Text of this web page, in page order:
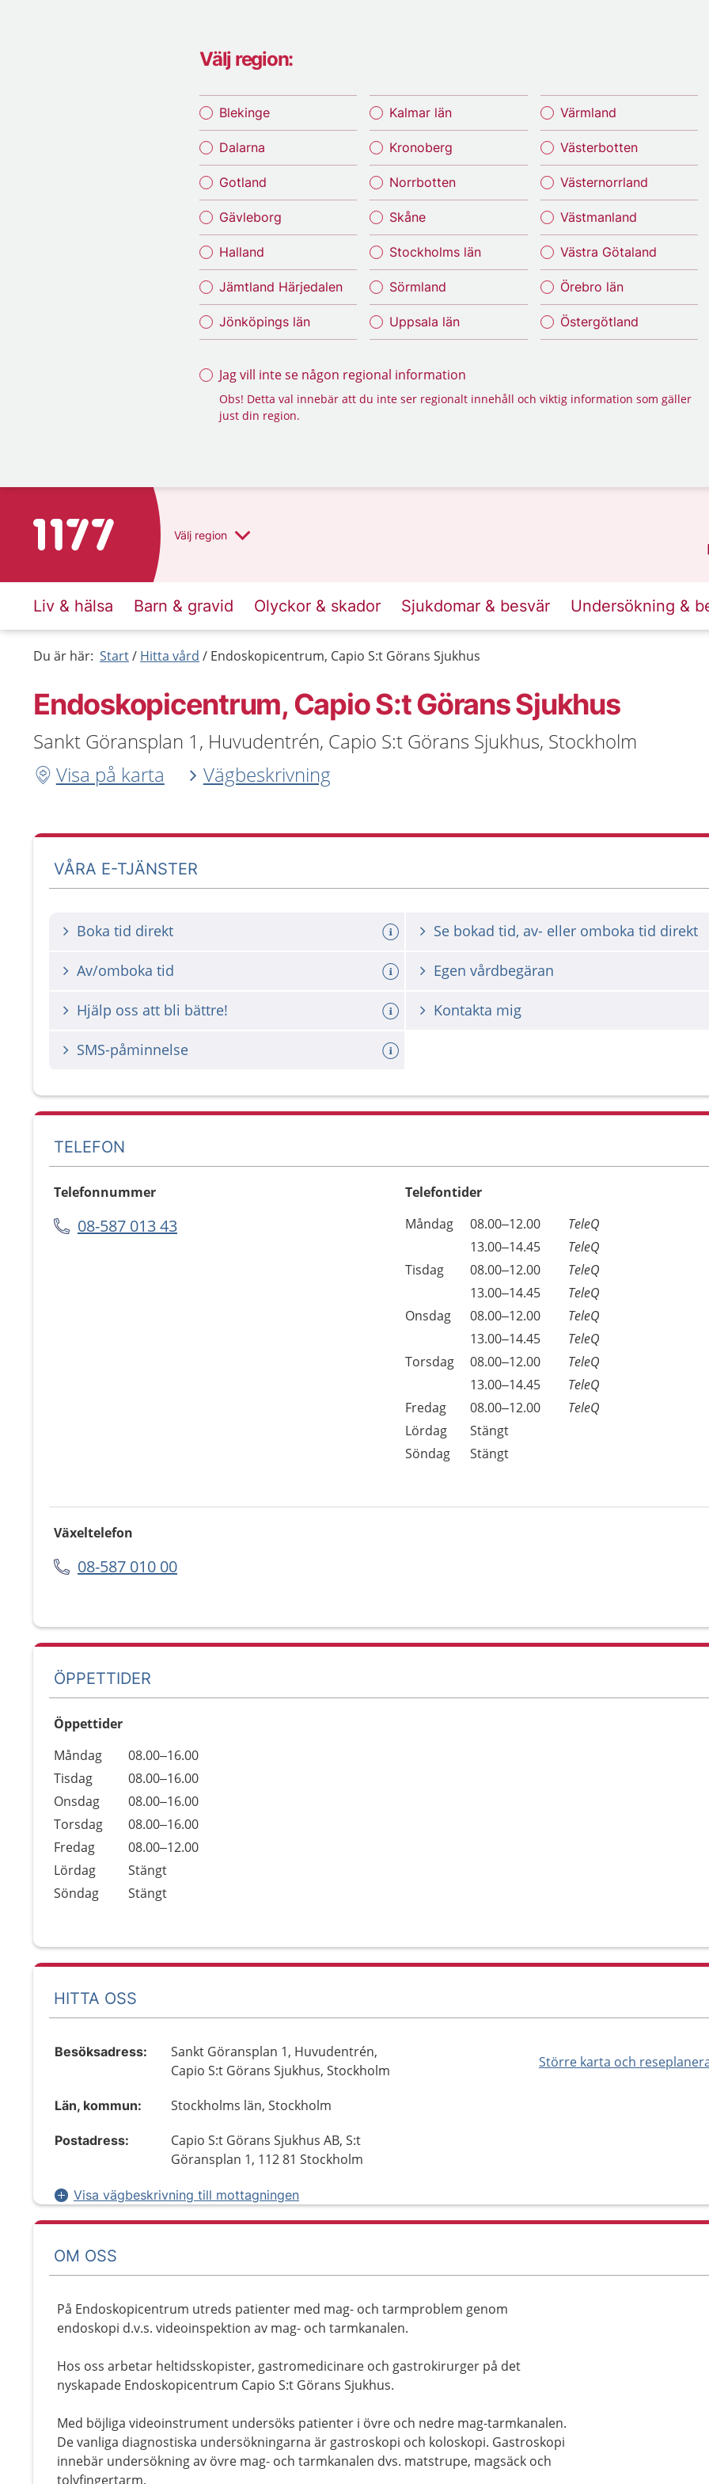
Välj region:
Blekinge
Dalarna
Gotland
Gävleborg
Halland
Jämtland Härjedalen
Jönköpings län
Kalmar län
Kronoberg
Norrbotten
Skåne
Stockholms län
Sörmland
Uppsala län
Värmland
Västerbotten
Västernorrland
Västmanland
Västra Götaland
Örebro län
Östergötland
Jag vill inte se någon regional information
Obs! Detta val innebär att du inte ser regionalt innehåll och viktig information som gäller
just din region.
Till startsidan för 1177 Välj region
Liv & hälsa Barn & gravid Olyckor & skador Sjukdomar & besvär Undersökning &
Du är här: Start Hitta vård Endoskopicentrum, Capio S:t Görans Sjukhus
Endoskopicentrum, Capio S:t Görans Sjukhus
Sankt Göransplan 1, Huvudentrén, Capio S:t Görans Sjukhus, Stockholm
Visa på karta
Vägbeskrivning
VÅRA E-TJÄNSTER
Boka tid direkt Se bokad tid, av- eller omboka tid direkt
Av/omboka tid Egen vårdbegäran
Hjälp oss att bli bättre! Kontakta mig
SMS-påminnelse
TELEFON
Telefonnummer
08-587 013 43
Telefontider
Dag
Öppettider
Kommentarer
Måndag 08.00–12.00
TeleQ
13.00–14.45
TeleQ
Tisdag
08.00–12.00
TeleQ
13.00–14.45
TeleQ
Onsdag
08.00–12.00
TeleQ
13.00–14.45
TeleQ
Torsdag
08.00–12.00
TeleQ
13.00–14.45
TeleQ
Fredag
08.00–12.00
TeleQ
Lördag
Stängt
Söndag
Stängt
Växeltelefon
08-587 010 00
ÖPPETTIDER
Öppettider
Dag
Öppettider
Kommentarer
Måndag
08.00–16.00
Tisdag
08.00–16.00
Onsdag
08.00–16.00
Torsdag
08.00–16.00
Fredag
08.00–12.00
Lördag
Stängt
Söndag
Stängt
HITTA OSS
Större karta och
Besöksadress:
Sankt Göransplan 1, Huvudentrén,
Capio S:t Görans Sjukhus, Stockholm
Län, kommun: Stockholms län, Stockholm
Postadress:
Capio S:t Görans Sjukhus AB, S:t
Göransplan 1, 112 81 Stockholm
Visa vägbeskrivning till mottagningen
OM OSS
På Endoskopicentrum utreds patienter med mag- och tarmproblem genom
endoskopi d.v.s. videoinspektion av mag- och tarmkanalen.
Hos oss arbetar heltidsskopister, gastromedicinare och gastrokirurger på det
nyskapade Endoskopicentrum Capio S:t Görans Sjukhus.
Med böjliga videoinstrument undersöks patienter i övre och nedre mag-tarmkanalen.
De vanliga diagnostiska undersökningarna är gastroskopi och koloskopi. Gastroskopi
innebär undersökning av övre mag- och tarmkanalen dvs. matstrupe, magsäck och
tolvfingertarm.